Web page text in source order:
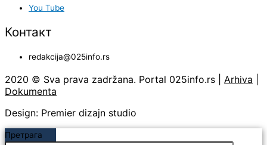
You Tube
Контакт
redakcija@025info.rs
2020 © Sva prava zadržana. Portal 025info.rs | Arhiva
Dokumenta
Design: Premier dizajn studio
Претрага